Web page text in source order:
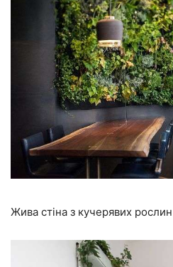
Жива стіна з кучерявих рослин